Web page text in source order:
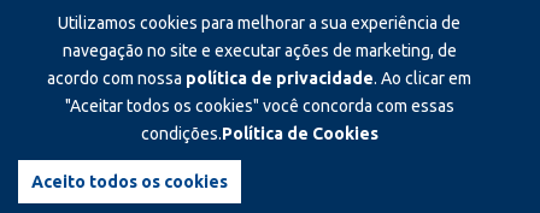
Utilizamos cookies para melhorar a sua experiência de
navegação no site e executar ações de marketing, de
acordo com nossa política de privacidade. Ao clicar em
"Aceitar todos os cookies" você concorda com essas
condições.Política de Cookies
Aceito todos os cookies
Publicidade
*Exclusivo para atendimento via chat. Não atendemos ligações neste
canal
Produzido e administrado por:
©2026 JF Empregos. Todos os direitos reservados